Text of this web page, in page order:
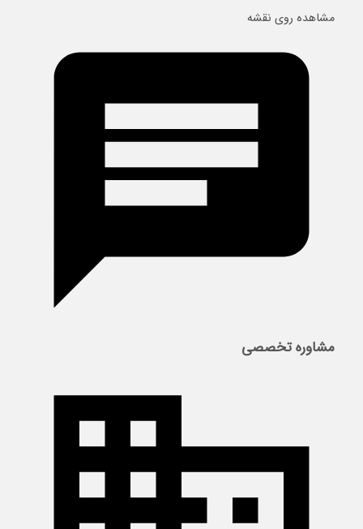
مشاهده روی نقشه
مشاوره تخصصی